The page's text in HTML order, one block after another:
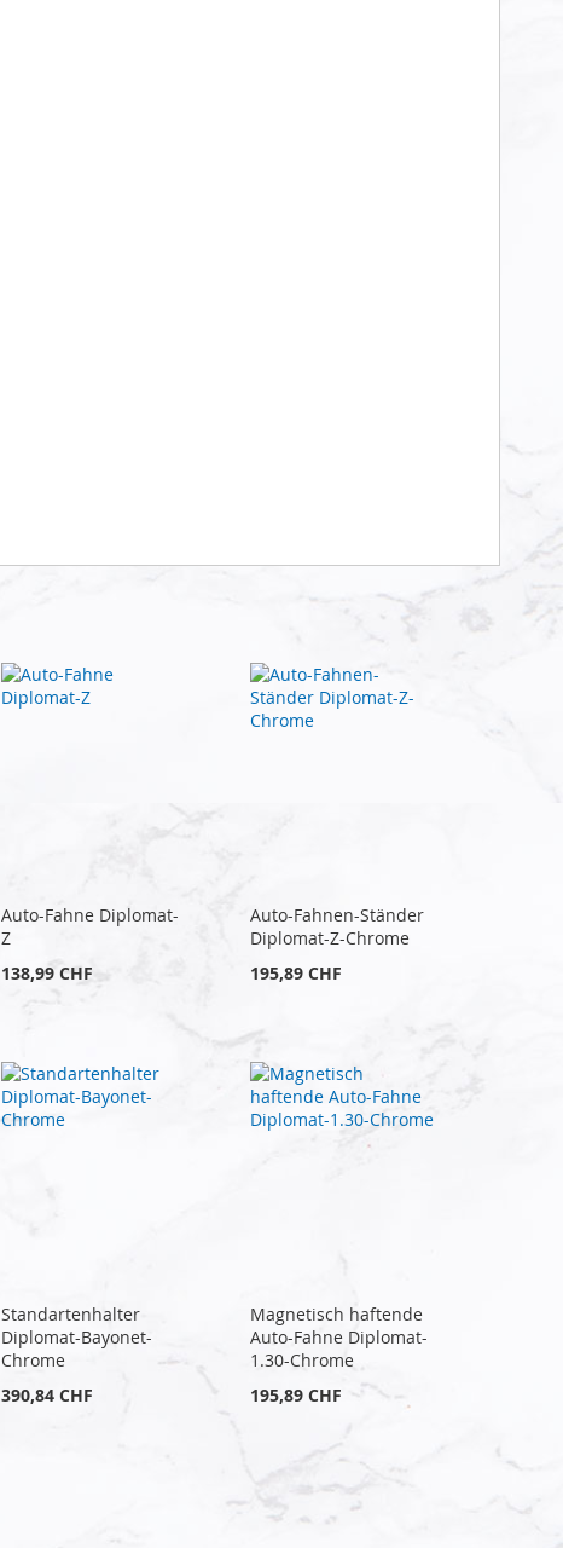
Auto-Fahne Diplomat-
Z
138,99 CHF
Auto-Fahnen-Ständer
Diplomat-Z-Chrome
195,89 CHF
Standartenhalter
Diplomat-Bayonet-
Chrome
390,84 CHF
Magnetisch haftende
Auto-Fahne Diplomat-
1.30-Chrome
195,89 CHF